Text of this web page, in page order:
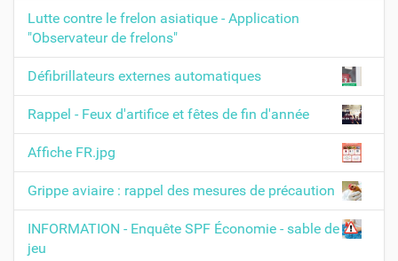
Lutte contre le frelon asiatique - Application
"Observateur de frelons"
Défibrillateurs externes automatiques
Rappel - Feux d'artifice et fêtes de fin d'année
Affiche FR.jpg
Grippe aviaire : rappel des mesures de précaution
INFORMATION - Enquête SPF Économie - sable de
jeu